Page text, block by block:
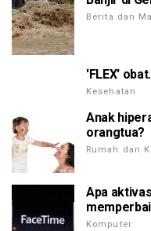
Berita dan
'FLEX'
Kesehatan
Anak
orangtua?
Rumah dan
Apa
Komputer